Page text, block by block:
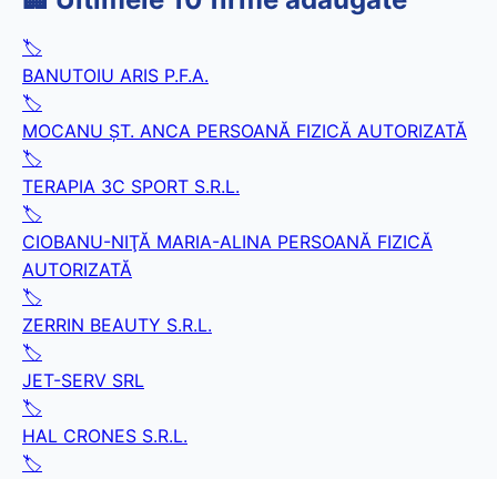
🏷️
BANUTOIU ARIS P.F.A.
🏷️
MOCANU ŞT. ANCA PERSOANĂ FIZICĂ AUTORIZATĂ
🏷️
TERAPIA 3C SPORT S.R.L.
🏷️
CIOBANU-NIŢĂ MARIA-ALINA PERSOANĂ FIZICĂ
AUTORIZATĂ
🏷️
ZERRIN BEAUTY S.R.L.
🏷️
JET-SERV SRL
🏷️
HAL CRONES S.R.L.
🏷️